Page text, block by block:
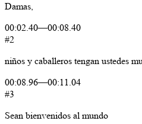
Damas,
00:02.40—00:08.40
#2
niños y caballeros tengan ustedes
00:08.96—00:11.04
#3
Sean bienvenidos al mundo